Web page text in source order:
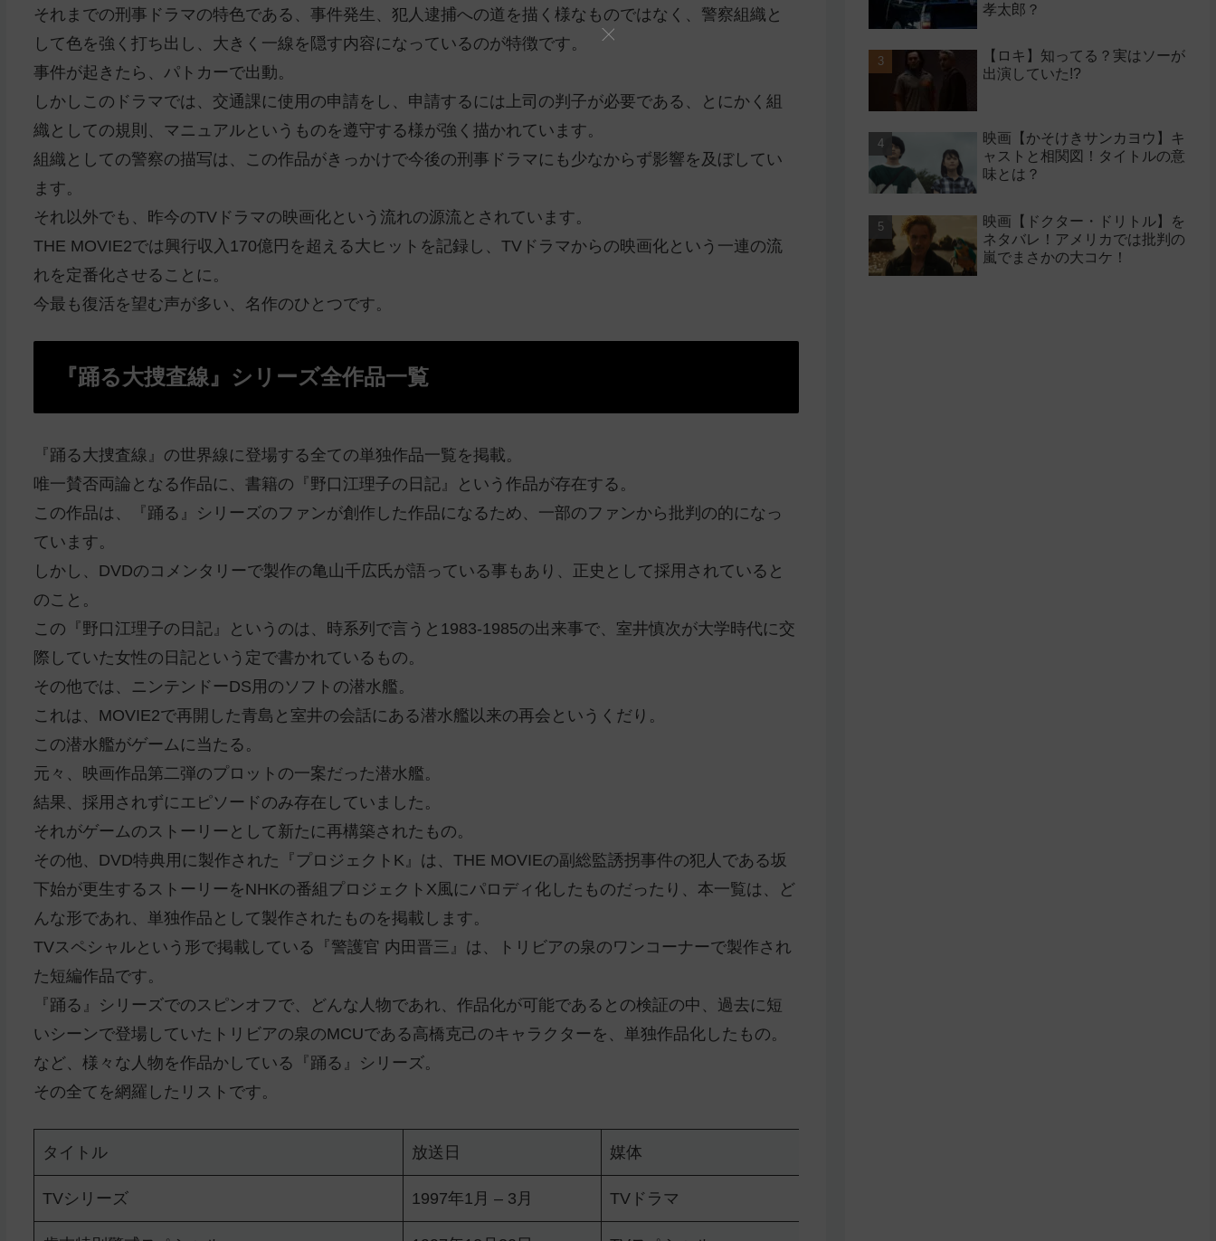
それまでの刑事ドラマの特色である、事件発生、犯人逮捕への道を描く様なものではなく、警察組織と
して色を強く打ち出し、大きく一線を隠す内容になっているのが特徴です。
事件が起きたら、パトカーで出動。
しかしこのドラマでは、交通課に使用の申請をし、申請するには上司の判子が必要である、とにかく組
織としての規則、マニュアルというものを遵守する様が強く描かれています。
組織としての警察の描写は、この作品がきっかけで今後の刑事ドラマにも少なからず影響を及ぼしてい
ます。
それ以外でも、昨今のTVドラマの映画化という流れの源流とされています。
THE MOVIE2では興行収入170億円を超える大ヒットを記録し、TVドラマからの映画化という一連の流
れを定番化させることに。
今最も復活を望む声が多い、名作のひとつです。
『踊る大捜査線』シリーズ全作品一覧
『踊る大捜査線』の世界線に登場する全ての単独作品一覧を掲載。
唯一賛否両論となる作品に、書籍の『野口江理子の日記』という作品が存在する。
この作品は、『踊る』シリーズのファンが創作した作品になるため、一部のファンから批判の的になっ
ています。
しかし、DVDのコメンタリーで製作の亀山千広氏が語っている事もあり、正史として採用されていると
のこと。
この『野口江理子の日記』というのは、時系列で言うと1983-1985の出来事で、室井慎次が大学時代に交
際していた女性の日記という定で書かれているもの。
その他では、ニンテンドーDS用のソフトの潜水艦。
これは、MOVIE2で再開した青島と室井の会話にある潜水艦以来の再会というくだり。
この潜水艦がゲームに当たる。
元々、映画作品第二弾のプロットの一案だった潜水艦。
結果、採用されずにエピソードのみ存在していました。
それがゲームのストーリーとして新たに再構築されたもの。
その他、DVD特典用に製作された『プロジェクトK』は、THE MOVIEの副総監誘拐事件の犯人である坂
下始が更生するストーリーをNHKの番組プロジェクトX風にパロディ化したものだったり、本一覧は、ど
んな形であれ、単独作品として製作されたものを掲載します。
TVスペシャルという形で掲載している『警護官 内田晋三』は、トリビアの泉のワンコーナーで製作され
た短編作品です。
『踊る』シリーズでのスピンオフで、どんな人物であれ、作品化が可能であるとの検証の中、過去に短
いシーンで登場していたトリビアの泉のMCUである高橋克己のキャラクターを、単独作品化したもの。
など、様々な人物を作品かしている『踊る』シリーズ。
その全てを網羅したリストです。
タイトル 放送日 媒体
TVシリーズ 1997年1月 – 3月 TVドラマ
孝太郎？
【ロキ】知ってる？実はソーが
出演していた!?
映画【かそけきサンカヨウ】キ
ャストと相関図！タイトルの意
味とは？
映画【ドクター・ドリトル】を
ネタバレ！アメリカでは批判の
嵐でまさかの大コケ！